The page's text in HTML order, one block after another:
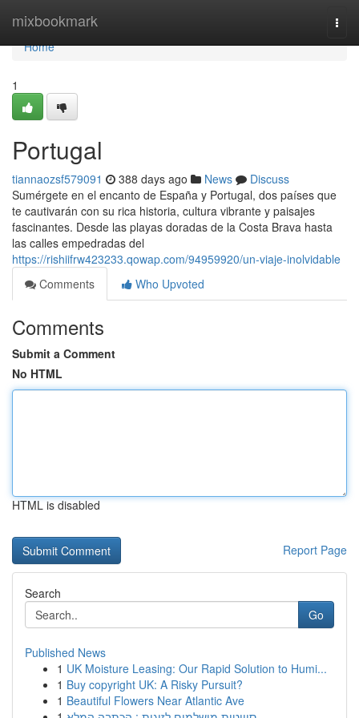
mixbookmark
Home
Home
1
Portugal
tiannaozsf579091 388 days ago News
Discuss
Sumérgete en el encanto de España y Portugal, dos países que
te cautivarán con su rica historia, cultura vibrante y paisajes
fascinantes. Desde las playas doradas de la Costa Brava hasta
las calles empedradas del
https://rishiifrw423233.qowap.com/94959920/un-viaje-inolvidable
Comments
Who Upvoted
Comments
Submit a Comment
No HTML
HTML is disabled
Report Page
Search
Go
Published News
1 UK Moisture Leasing: Our Rapid Solution to Humi...
1 Buy copyright UK: A Risky Pursuit?
1 Beautiful Flowers Near Atlantic Ave